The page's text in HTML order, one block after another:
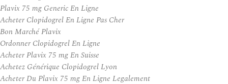
Plavix 75 mg Generic En Ligne
Acheter Clopidogrel En Ligne Pas Cher
Bon Marché Plavix
Ordonner Clopidogrel En Ligne
Acheter Plavix 75 mg En Suisse
Achetez Générique Clopidogrel Lyon
Acheter Du Plavix 75 mg En Ligne Legalement